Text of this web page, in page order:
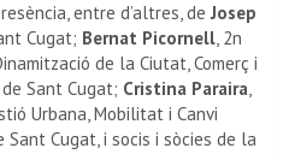
entre d’altres, deJosep
Cugat; Bernat Picornell, 2n
de la Ciutat, Comerç i
Sant Cugat; Cristina Paraira,
Urbana, Mobilitat i Canvi
Sant Cugat, i socis i sòcies de la